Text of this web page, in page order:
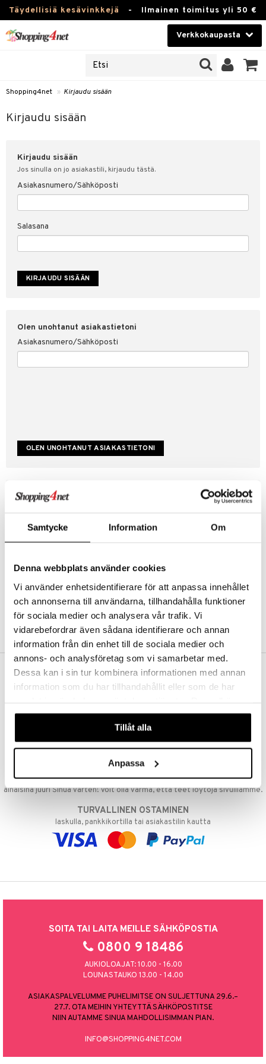
Samtycke Information Om
Denna webbplats använder cookies
Vi använder enhetsidentifierare för att anpassa innehållet
och annonserna till användarna, tillhandahålla funktioner
för sociala medier och analysera vår trafik. Vi
vidarebefordrar även sådana identifierare och annan
information från din enhet till de sociala medier och
annons- och analysföretag som vi samarbetar med.
Dessa kan i sin tur kombinera informationen med annan
information som du har tillhandahållit eller som de har
våra cookies vid fortsatt användande av vår webbplats.
Tillåt alla
Anpassa
Täydellisiä kesävinkkejä - Ilmainen toimitus yli 50 €
Verkkokaupasta
Piilolinssit
Luontaistuotteet
Fitness
Koti & Sisustus
Lelut, Lapsi & Vauva
Tuotemerkkejä
Shopping4net » Kirjaudu sisään
Kirjaudu sisään
Kirjaudu sisään
Jos sinulla on jo asiakastili, kirjaudu tästä.
Asiakasnumero/Sähköposti
Salasana
Olen unohtanut asiakastietoni
Asiakasnumero/Sähköposti
Luo uusi asiakas
Tilauksen tila & historiikki
Kestotilaus
Arvostele tuotteita
Toivelistat
LUO ASIAKAS
sisään
& vastauksia
myyntiehdot
suojaus
ILMAINEN TOIMITUS YLI 50 €
NOPEAT TOIMITUKSET
päivänä
EDULLISET HINNAT
Ostamalla suuria eriä tuotteita varastoomme voimme pitää hinnat
alhaisina juuri Sinua varten! Voit olla varma, että teet löytöjä sivuillamme.
TURVALLINEN OSTAMINEN
laskulla, pankkikortilla tai asiakastilin kautta
SOITA TAI LAITA MEILLE SÄHKÖPOSTIA
0800 9 18486
AUKIOLOAJAT: 10.00 - 16.00
LOUNASTAUKO 13.00 - 14.00
ASIAKASPALVELUMME PUHELIMITSE ON SULJETTUNA 29.6.–
27.7. OTA MEIHIN YHTEYTTÄ SÄHKÖPOSTITSE
NIIN AUTAMME SINUA MAHDOLLISIMMAN PIAN.
INFO@SHOPPING4NET.COM